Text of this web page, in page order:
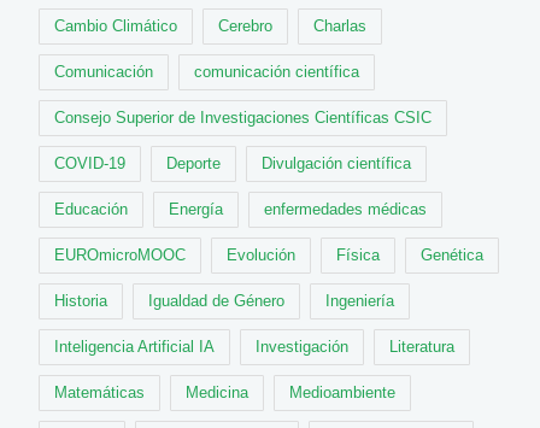
Cambio Climático Cerebro Charlas
Comunicación comunicación científica
Consejo Superior de Investigaciones Científicas CSIC
COVID-19 Deporte Divulgación científica
Educación Energía enfermedades médicas
EUROmicroMOOC Evolución Física Genética
Historia Igualdad de Género Ingeniería
Inteligencia Artificial IA Investigación Literatura
Matemáticas Medicina Medioambiente